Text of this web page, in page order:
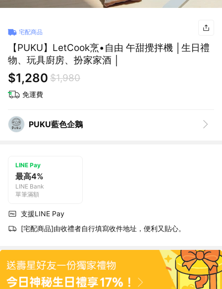
宅配商品
【PUKU】LetCook烹•自由 午甜攪拌機 │生日禮
物、玩具廚房、扮家家酒 │
$1,280 $1,980
免運費
PUKU藍色企鵝
LINE Pay
最高4%
LINE Bank
單筆滿額
支援LINE Pay
[宅配商品]由收禮者自行填寫收件地址，便利又貼心。